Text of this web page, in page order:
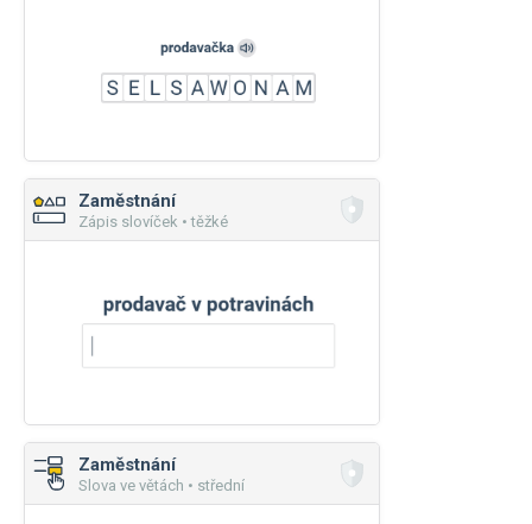
Zaměstnání
Zápis slovíček • těžké
Zaměstnání
Slova ve větách • střední